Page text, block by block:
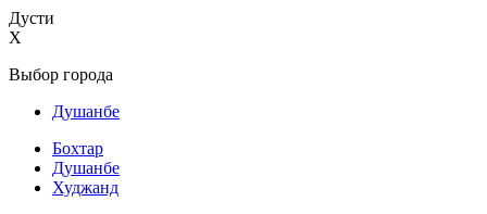
Дусти
X
Выбор города
Душанбе
Бохтар
Душанбе
Худжанд